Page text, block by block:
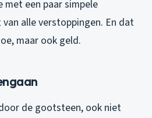
met een paar simpele
alle verstoppingen. En dat
maar ook geld.
de gootsteen, ook niet